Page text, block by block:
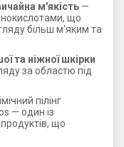
м'якість —
що
більш м'яким та
та ніжної шкірки
за областю під
пілінг
— один із
що